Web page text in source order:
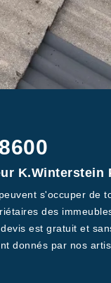
K.Winterstein
s'occuper de
des
est gratuit et
donnés par nos